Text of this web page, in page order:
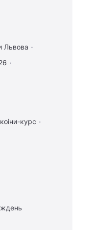
Львова
курс